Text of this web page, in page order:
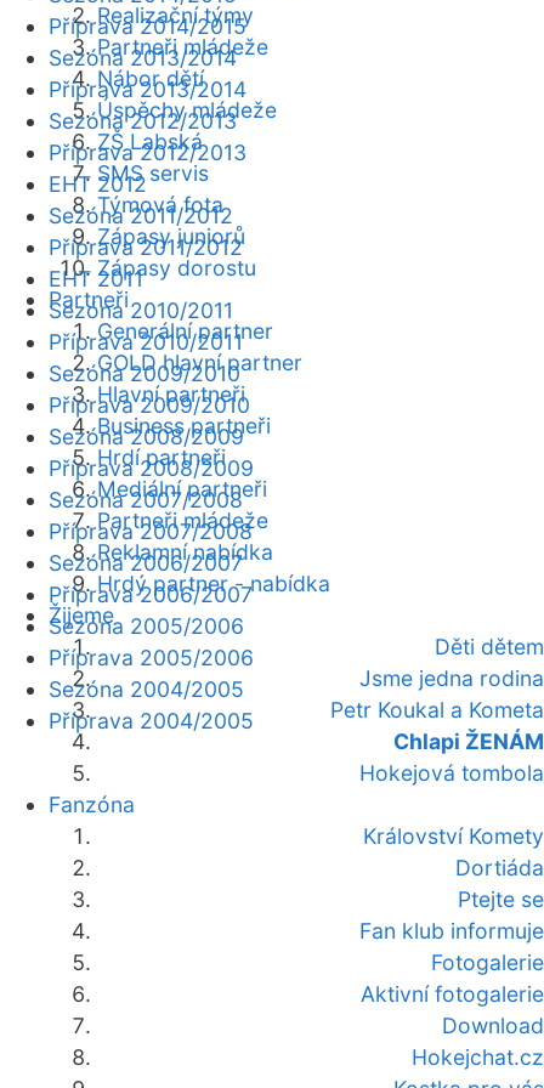
Realizační týmy
Partneři mládeže
Nábor dětí
Úspěchy mládeže
ZŠ Labská
SMS servis
Týmová fota
Zápasy juniorů
Zápasy dorostu
Partneři
Generální partner
GOLD hlavní partner
Hlavní partneři
Business partneři
Hrdí partneři
Mediální partneři
Partneři mládeže
Reklamní nabídka
Hrdý partner - nabídka
Žijeme
Děti dětem
Jsme jedna rodina
Petr Koukal a Kometa
Chlapi ŽENÁM
Hokejová tombola
Fanzóna
Království Komety
Dortiáda
Ptejte se
Fan klub informuje
Fotogalerie
Aktivní fotogalerie
Download
Hokejchat.cz
Příprava 2014/2015
Sezóna 2013/2014
Příprava 2013/2014
Sezóna 2012/2013
Příprava 2012/2013
EHT 2012
Sezóna 2011/2012
Příprava 2011/2012
EHT 2011
Sezóna 2010/2011
Příprava 2010/2011
Sezóna 2009/2010
Příprava 2009/2010
Sezóna 2008/2009
Příprava 2008/2009
Sezóna 2007/2008
Příprava 2007/2008
Sezóna 2006/2007
Příprava 2006/2007
Sezóna 2005/2006
Příprava 2005/2006
Sezóna 2004/2005
Příprava 2004/2005